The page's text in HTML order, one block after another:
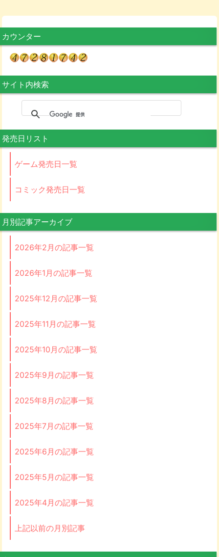
カウンター
サイト内検索
発売日リスト
ゲーム発売日一覧
コミック発売日一覧
月別記事アーカイブ
2026年2月の記事一覧
2026年1月の記事一覧
2025年12月の記事一覧
2025年11月の記事一覧
2025年10月の記事一覧
2025年9月の記事一覧
2025年8月の記事一覧
2025年7月の記事一覧
2025年6月の記事一覧
2025年5月の記事一覧
2025年4月の記事一覧
上記以前の月別記事